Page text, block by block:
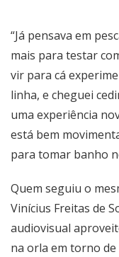
“Já pensava em
mais para testar
vir para cá
linha, e cheguei
uma experiência
está bem
para tomar banho
Quem seguiu o
Vinícius Freitas de
audiovisual
na orla em torno